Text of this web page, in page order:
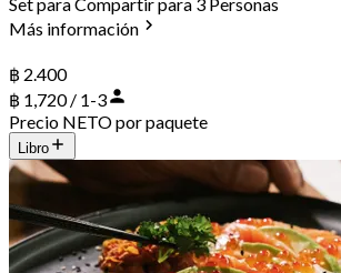
Más información
฿ 2.400
฿ 1,720 / 1-3
Precio NETO por paquete
Libro